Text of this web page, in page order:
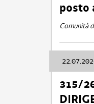
posto
Comunità
315/